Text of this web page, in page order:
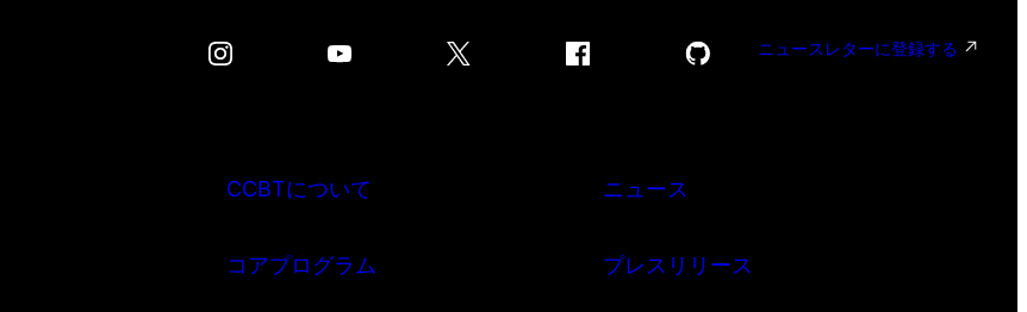
ニュースレターに登録する
CCBTについて
コアプログラム
ニュース
プレスリリース